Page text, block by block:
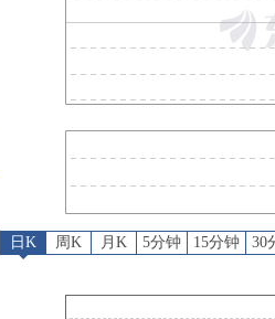
日K 周K 月K 5分钟 15分钟 30